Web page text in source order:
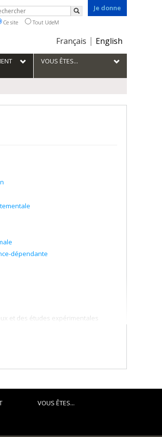
Je donne
Choix
la
langue
Français English
Rechercher
Ce site Tout UdeM
VOUS ÊTES...
dépendante
et des études expérimentales
VOUS ÊTES...